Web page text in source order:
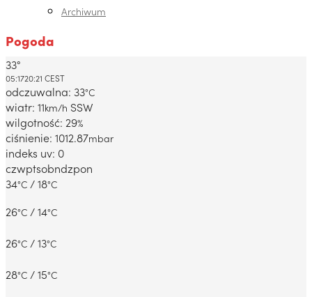
Archiwum
Pogoda
Dabrowa Gornicza, PL
33°
05:1720:21 CEST
odczuwalna: 33°C
wiatr: 11km/h SSW
wilgotność: 29%
ciśnienie: 1012.87mbar
indeks uv: 0
czwptsobndzpon
34°C / 18°C
26°C / 14°C
26°C / 13°C
28°C / 15°C